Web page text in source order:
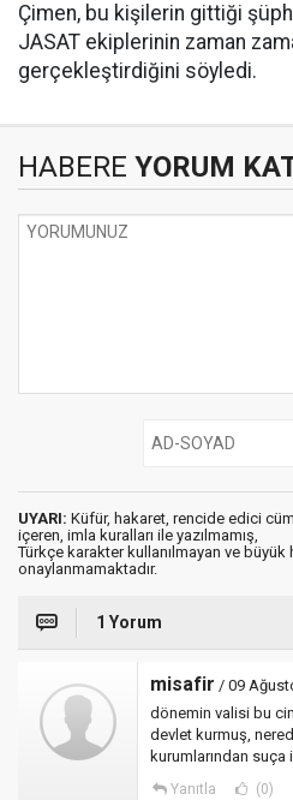
Çimen, bu kişilerin gittiği
JASAT ekiplerinin zaman
gerçekleştirdiğini söyledi.
HABERE YORUM
UYARI: Küfür, hakaret, rencide edici
içeren, imla kuralları ile yazılmamış,
Türkçe karakter kullanılmayan ve büyük
onaylanmamaktadır.
1 Yorum
misafir / 09
dönemin valisi bu
devlet kurmuş,
kurumlarından suça
Yanıtla (0)